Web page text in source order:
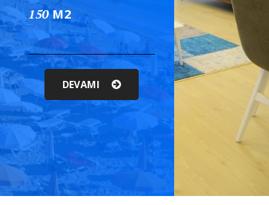
150M2
DEVAMI